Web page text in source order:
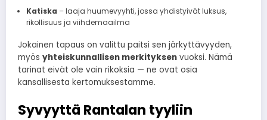
Katiska – laaja huumevyyhti, jossa yhdistyivät luksus,
rikollisuus ja viihdemaailma
Jokainen tapaus on valittu paitsi sen järkyttävyyden,
myös yhteiskunnallisen merkityksen vuoksi. Nämä
tarinat eivät ole vain rikoksia — ne ovat osia
kansallisesta kertomuksestamme.
Syvyyttä Rantalan tyyliin